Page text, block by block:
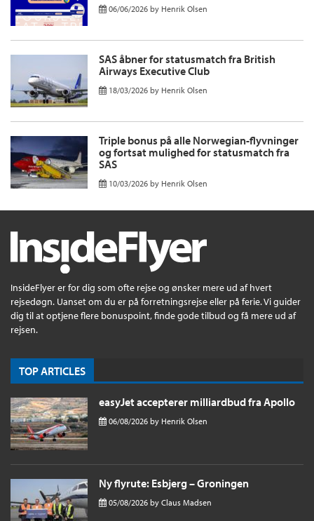
06/06/2026 by Henrik Olsen
SAS åbner for statusmatch fra British
Airways Executive Club
18/03/2026 by Henrik Olsen
Triple bonus på alle Norwegian-flyvninger
og fortsat mulighed for statusmatch fra
SAS
10/03/2026 by Henrik Olsen
InsideFlyer er for dig som ofte rejse og ønsker mere ud af hvert
rejsedøgn. Uanset om du er på forretningsrejse eller på ferie. Vi guider
dig til at optjene flere bonuspoint, finde gode tilbud og få mere ud af
rejsen.
TOP ARTICLES
easyJet accepterer milliardbud fra Apollo
06/08/2026 by Henrik Olsen
Ny flyrute: Esbjerg – Groningen
05/08/2026 by Claus Madsen